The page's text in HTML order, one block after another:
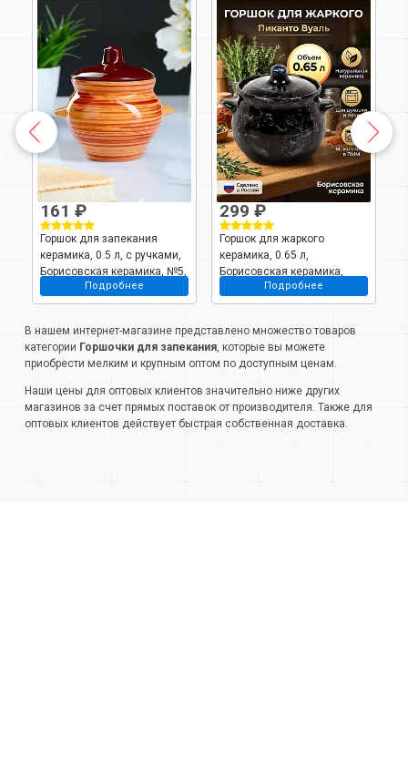
161 ₽
Горшок для запекания
керамика, 0.5 л, с ручками,
Борисовская керамика, №5,
ОБЧ00000338Подробнее
299 ₽
Горшок для жаркого
керамика, 0.65 л,
Борисовская керамика,
Пиканто Вуаль,
ВУА00022995
Подробнее
В нашем интернет-магазине представлено множество товаров
категории Горшочки для запекания, которые вы можете
приобрести мелким и крупным оптом по доступным ценам.
Наши цены для оптовых клиентов значительно ниже других
магазинов за счет прямых поставок от производителя. Также для
оптовых клиентов действует быстрая собственная доставка.